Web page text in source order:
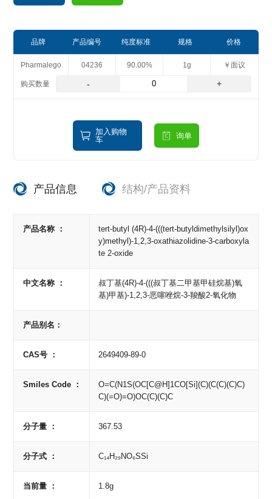
品牌 产品编号 纯度标准 规格 价格
Pharmalego 04236 90.00% 1g ￥面议
- +
加入购物
车
询单
产品信息 结构/产品资料
产品名称 ：
tert-butyl (4R)-4-(((tert-butyldimethylsilyl)ox
y)methyl)-1,2,3-oxathiazolidine-3-carboxyla
te 2-oxide
中文名称 ：
叔丁基(4R)-4-(((叔丁基二甲基甲硅烷基)氧
基)甲基)-1,2,3-恶噻唑烷-3-羧酸2-氧化物
产品别名：
CAS号 ： 2649409-89-0
Smiles Code ：
O=C(N1S(OC[C@H]1CO[Si](C)(C(C)(C)C)
C)(=O)=O)OC(C)(C)C
分子量 ： 367.53
分子式 ： C₁₄H₂₉NO₆SSi
当前量 ： 1.8g